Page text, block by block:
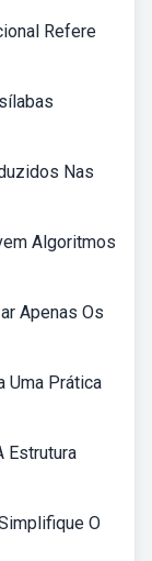
Refere
Nas
Algoritmos
Apenas Os
Uma Prática
Estrutura
O